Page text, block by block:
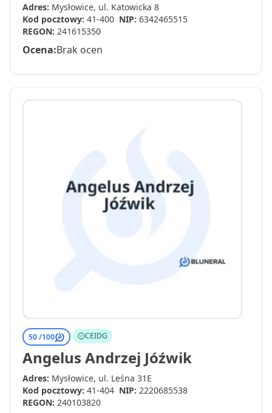
Adres: Mysłowice, ul. Katowicka 8
Kod pocztowy: 41-400 NIP: 6342465515
REGON: 241615350
Ocena:Brak ocen
50 /100 CEIDG
Angelus Andrzej Jóźwik
Adres: Mysłowice, ul. Leśna 31E
Kod pocztowy: 41-404 NIP: 2220685538
REGON: 240103820